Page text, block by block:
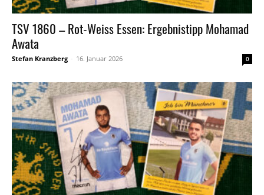
TSV 1860 – Rot-Weiss Essen: Ergebnistipp Mohamad
Awata
Stefan Kranzberg - 16. Januar 2026 0